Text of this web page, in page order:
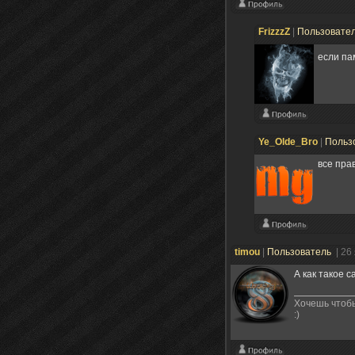
FrizzzZ
если
Ye_Olde_Bro
все
timou Пользователь
|
А как такое
Хочешь
:)